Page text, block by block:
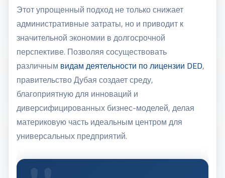
Этот упрощенный подход не только снижает
административные затраты, но и приводит к
значительной экономии в долгосрочной
перспективе. Позволяя сосуществовать
различным видам деятельности по лицензии DED,
правительство Дубая создает среду,
благоприятную для инноваций и
диверсифицированных бизнес-моделей, делая
материковую часть идеальным центром для
универсальных предприятий.